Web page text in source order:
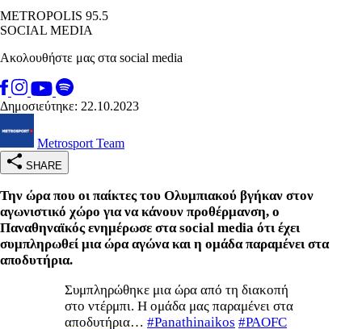
METROPOLIS 95.5
SOCIAL MEDIA
Ακολουθήστε μας στα social media
Δημοσιεύτηκε: 22.10.2023
Metrosport Team
SHARE
Την ώρα που οι παίκτες του Ολυμπιακού βγήκαν στον
αγωνιστικό χώρο για να κάνουν προθέρμανση, ο
Παναθηναϊκός ενημέρωσε στα social media ότι έχει
συμπληρωθεί μια ώρα αγώνα και η ομάδα παραμένει στα
αποδυτήρια.
Συμπληρώθηκε μια ώρα από τη διακοπή
στο ντέρμπι. Η ομάδα μας παραμένει στα
αποδυτήρια… #Panathinaikos #PAOFC